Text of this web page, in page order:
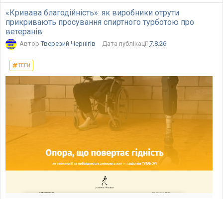
«Кривава благодійність»: як виробники отрути
прикривають просування спиртного турботою про
ветеранів
АвторТверезий Чернігів Дата публікації7.8.26
ТЕГИ